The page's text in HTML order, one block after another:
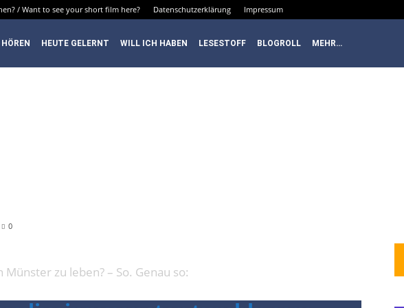
/ Want to see your short film here? Datenschutzerklärung Impressum
HEUTE GELERNT WILL ICH HABEN LESESTOFF BLOGROLL MEHR…
0
zu leben? – So. Genau so: